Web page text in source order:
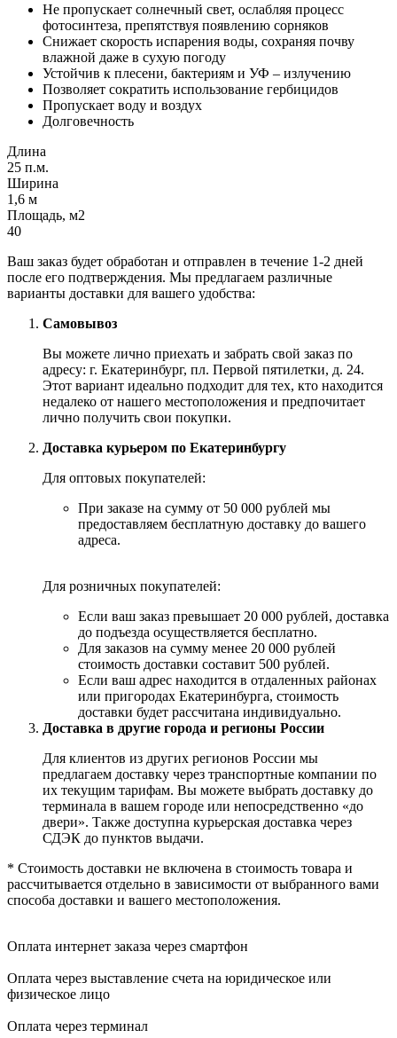
Не пропускает солнечный свет, ослабляя процесс
фотосинтеза, препятствуя появлению сорняков
Снижает скорость испарения воды, сохраняя почву
влажной даже в сухую погоду
Устойчив к плесени, бактериям и УФ – излучению
Позволяет сократить использование гербицидов
Пропускает воду и воздух
Долговечность
Длина
25 п.м.
Ширина
1,6 м
Площадь, м2
40
Ваш заказ будет обработан и отправлен в течение 1-2 дней
после его подтверждения. Мы предлагаем различные
варианты доставки для вашего удобства:
Самовывоз
Вы можете лично приехать и забрать свой заказ по
адресу: г. Екатеринбург, пл. Первой пятилетки, д. 24.
Этот вариант идеально подходит для тех, кто находится
недалеко от нашего местоположения и предпочитает
лично получить свои покупки.
Доставка курьером по Екатеринбургу
Для оптовых покупателей:
При заказе на сумму от 50 000 рублей мы
предоставляем бесплатную доставку до вашего
адреса.
Для розничных покупателей:
Если ваш заказ превышает 20 000 рублей, доставка
до подъезда осуществляется бесплатно.
Для заказов на сумму менее 20 000 рублей
стоимость доставки составит 500 рублей.
Если ваш адрес находится в отдаленных районах
или пригородах Екатеринбурга, стоимость
доставки будет рассчитана индивидуально.
Доставка в другие города и регионы России
Для клиентов из других регионов России мы
предлагаем доставку через транспортные компании по
их текущим тарифам. Вы можете выбрать доставку до
терминала в вашем городе или непосредственно «до
двери». Также доступна курьерская доставка через
СДЭК до пунктов выдачи.
* Стоимость доставки не включена в стоимость товара и
рассчитывается отдельно в зависимости от выбранного вами
способа доставки и вашего местоположения.
Оплата интернет заказа через смартфон
Оплата через выставление счета на юридическое или
физическое лицо
Оплата через терминал